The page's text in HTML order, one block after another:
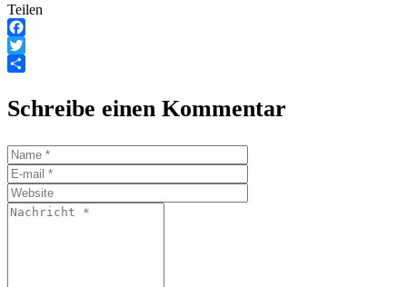
Teilen
Facebook
Twitter
Schreibe einen Kommentar